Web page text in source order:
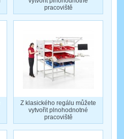
pracoviště
Z klasického regálu můžete
vytvořit plnohodnotné
pracoviště